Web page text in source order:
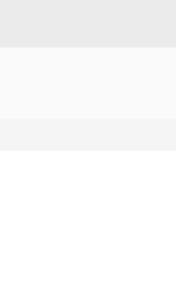
Подарочный